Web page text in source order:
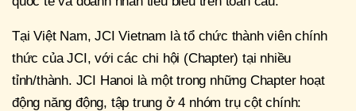
Tại Việt Nam, JCI Vietnam là tổ chức thành viên chính
thức của JCI, với các chi hội (Chapter) tại nhiều
tỉnh/thành. JCI Hanoi là một trong những Chapter hoạt
động năng động, tập trung ở 4 nhóm trụ cột chính: